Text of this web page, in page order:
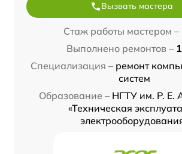
Вызвать мастера
Стаж работы мастером –
Выполнено ремонтов –
Специализация – ремонт
систем
Образование – НГТУ им. Р. Е.
«Техническая